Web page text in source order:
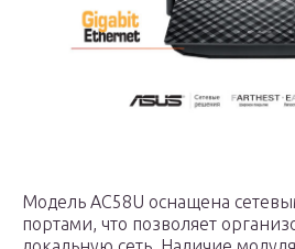
Модель AC58U оснащена
портами, что позволяет